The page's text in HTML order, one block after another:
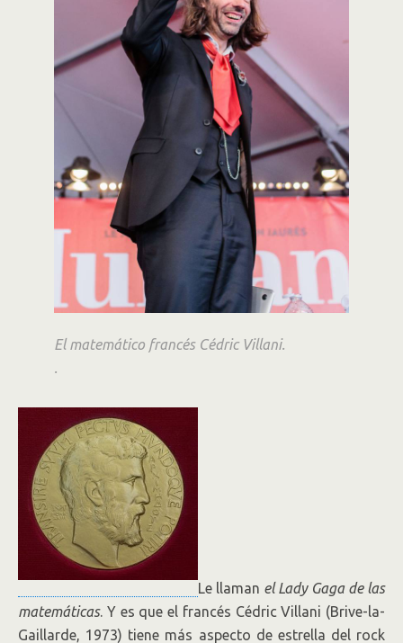
sectores y posiciones
El matemático francés Cédric Villani.
.
Le llaman el Lady Gaga de las
matemáticas. Y es que el francés Cédric Villani (Brive-la-
Gaillarde, 1973) tiene más aspecto de estrella del rock